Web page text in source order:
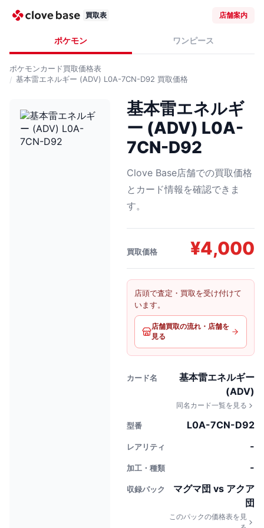
買取表 店舗案内
ポケモン ワンピース
ポケモンカード買取価格表
基本雷エネルギー (ADV) L0A-7CN-D92 買取価格
基本雷エネルギ
ー (ADV) L0A-
7CN-D92
Clove Base店舗での買取価格
とカード情報を確認できま
す。
買取価格 ¥4,000
店頭で査定・買取を受け付けて
います。
店舗買取の流れ・店舗を
見る
カード名
基本雷エネルギー
(ADV)
同名カード一覧を見る
型番 L0A-7CN-D92
レアリティ -
加工・種類 -
収録パック
マグマ団 vs アクア
団
このパックの価格表を見